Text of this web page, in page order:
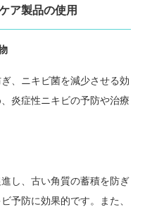
ア製品の使用
、ニキビ菌を減少させる効
炎症性ニキビの予防や治療
し、古い角質の蓄積を防ぎ
予防に効果的です。また、